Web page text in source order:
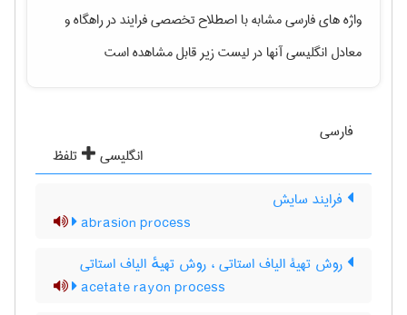
واژه های فارسی مشابه با اصطلاح تخصصیفرایند در راهگاهو
معادل انگلیسی آنها در لیست زیر قابل مشاهده است
فارسی
انگلیسی
تلفظ
فرایند سایش
abrasion process
روش تهیۀ الیاف استاتی ، روش تهیهٔ الیاف استاتی
acetate rayon process